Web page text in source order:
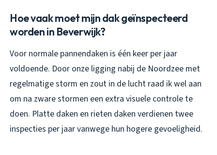
Hoe vaak moet mijn dak geïnspecteerd
worden in Beverwijk?
Voor normale pannendaken is één keer per jaar
voldoende. Door onze ligging nabij de Noordzee met
regelmatige storm en zout in de lucht raad ik wel aan
om na zware stormen een extra visuele controle te
doen. Platte daken en rieten daken verdienen twee
inspecties per jaar vanwege hun hogere gevoeligheid.